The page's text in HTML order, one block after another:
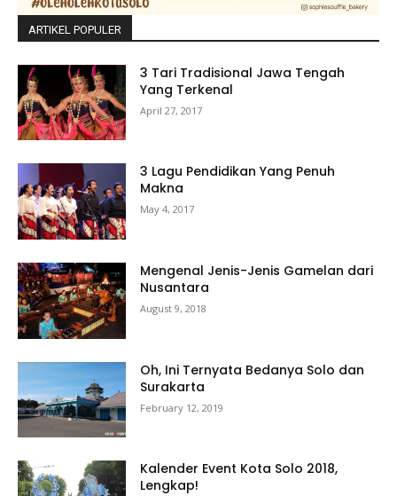
ARTIKEL POPULER
3 Tari Tradisional Jawa Tengah
Yang Terkenal
April 27, 2017
3 Lagu Pendidikan Yang Penuh
Makna
May 4, 2017
Mengenal Jenis-Jenis Gamelan dari
Nusantara
August 9, 2018
Oh, Ini Ternyata Bedanya Solo dan
Surakarta
February 12, 2019
Kalender Event Kota Solo 2018,
Lengkap!